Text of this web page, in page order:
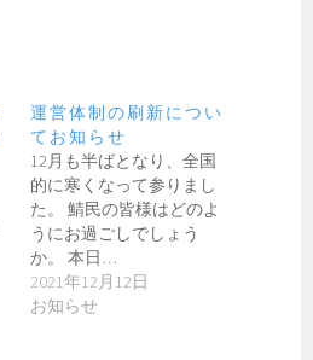
運営体制の刷新につい
てお知らせ
12月も半ばとなり、全国
的に寒くなって参りまし
た。 鯖民の皆様はどのよ
うにお過ごしでしょう
か。 本日…
2021年12月12日
お知らせ